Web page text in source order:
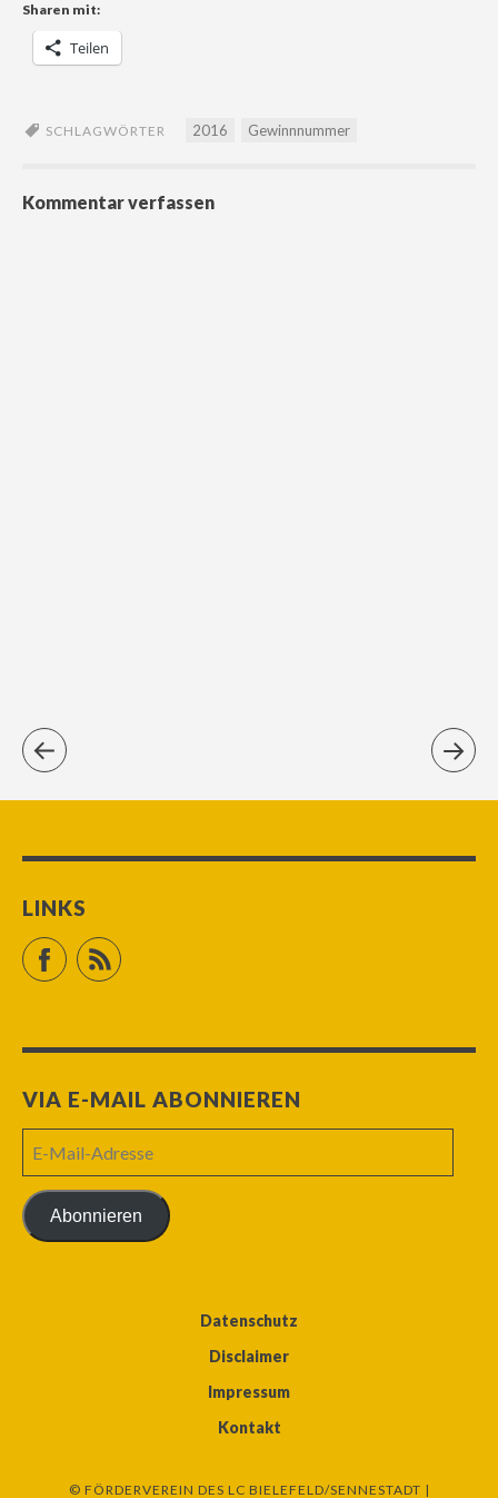
Sharen mit:
Teilen
SCHLAGWÖRTER 2016 Gewinnnummer
Kommentar verfassen
LINKS
FacebookRSS Feed
VIA E-MAIL ABONNIEREN
Mail-
Adresse
Abonnieren
Datenschutz
Disclaimer
Impressum
Kontakt
© FÖRDERVEREIN DES LC BIELEFELD/SENNESTADT |